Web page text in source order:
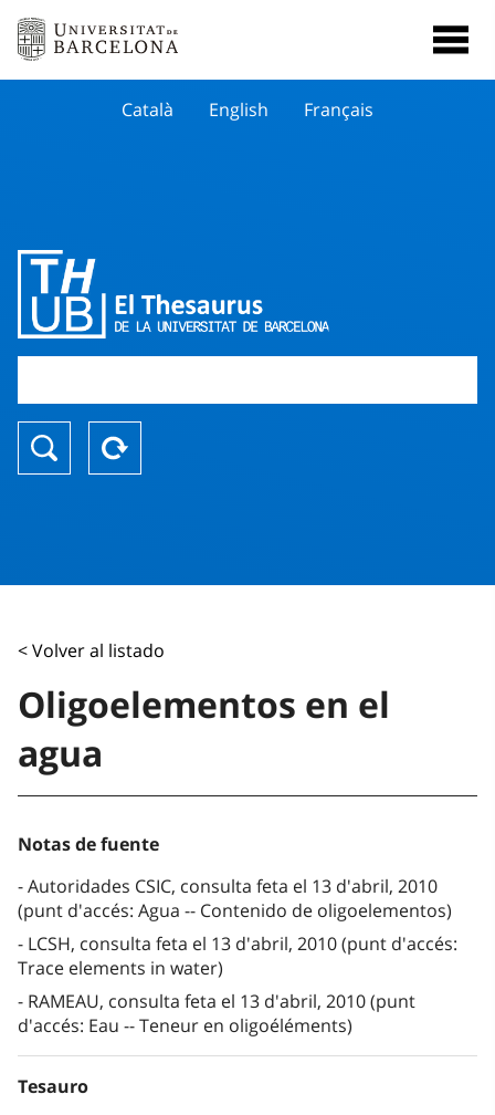
Català English Français
< Volver al listado
Oligoelementos en el
agua
Notas de fuente
Autoridades CSIC, consulta feta el 13 d'abril, 2010
(punt d'accés: Agua -- Contenido de oligoelementos)
LCSH, consulta feta el 13 d'abril, 2010 (punt d'accés:
Trace elements in water)
RAMEAU, consulta feta el 13 d'abril, 2010 (punt
d'accés: Eau -- Teneur en oligoéléments)
Tesauro